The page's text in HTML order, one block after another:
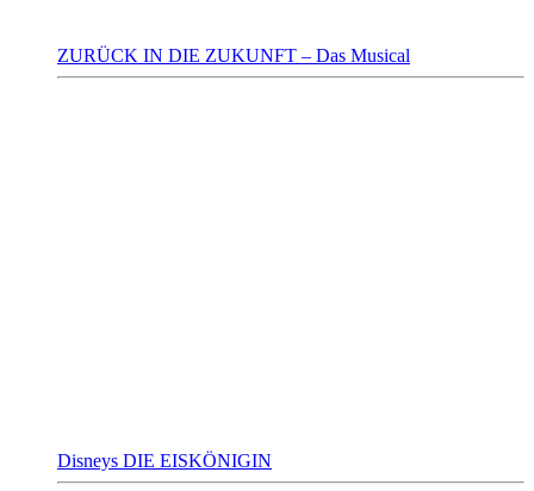
ZURÜCK IN DIE ZUKUNFT – Das Musical
Disneys DIE EISKÖNIGIN